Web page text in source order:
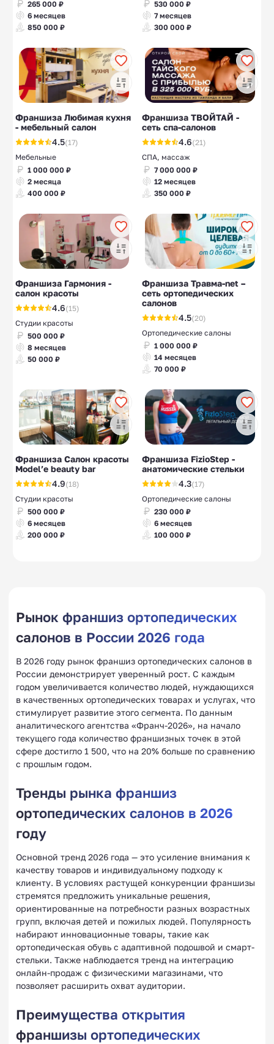
265 000 ₽
6 месяцев
850 000 ₽
530 000 ₽
7 месяцев
300 000 ₽
Франшиза Любимая кухня
- мебельный салон
4.5(17)
Мебельные
1 000 000 ₽
2 месяца
400 000 ₽
Франшиза ТВОЙТАЙ -
сеть спа-салонов
4.6(21)
СПА, массаж
7 000 000 ₽
12 месяцев
350 000 ₽
Франшиза Гармония -
салон красоты
4.6(15)
Студии красоты
500 000 ₽
8 месяцев
50 000 ₽
Франшиза Травма-net –
сеть ортопедических
салонов
4.5(20)
Ортопедические салоны
1 000 000 ₽
14 месяцев
70 000 ₽
Франшиза Салон красоты
Model’e beauty bar
4.9(18)
Студии красоты
500 000 ₽
6 месяцев
200 000 ₽
Франшиза FizioStep -
анатомические стельки
4.3(17)
Ортопедические салоны
230 000 ₽
6 месяцев
100 000 ₽
Рынок франшиз ортопедических
салонов в России 2026 года
В 2026 году рынок франшиз ортопедических салонов в
России демонстрирует уверенный рост. С каждым
годом увеличивается количество людей, нуждающихся
в качественных ортопедических товарах и услугах, что
стимулирует развитие этого сегмента. По данным
аналитического агентства «Франч-2026», на начало
текущего года количество франшизных точек в этой
сфере достигло 1 500, что на 20% больше по сравнению
с прошлым годом.
Тренды рынка франшиз
ортопедических салонов в 2026
году
Основной тренд 2026 года — это усиление внимания к
качеству товаров и индивидуальному подходу к
клиенту. В условиях растущей конкуренции франшизы
стремятся предложить уникальные решения,
ориентированные на потребности разных возрастных
групп, включая детей и пожилых людей. Популярность
набирают инновационные товары, такие как
ортопедическая обувь с адаптивной подошвой и смарт-
стельки. Также наблюдается тренд на интеграцию
онлайн-продаж с физическими магазинами, что
позволяет расширить охват аудитории.
Преимущества открытия
франшизы ортопедических